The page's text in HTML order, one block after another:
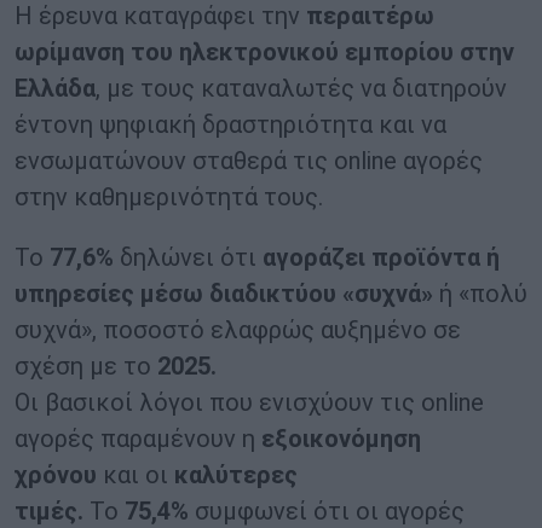
Η έρευνα καταγράφει την περαιτέρω
ωρίμανση του ηλεκτρονικού εμπορίου στην
Ελλάδα, με τους καταναλωτές να διατηρούν
έντονη ψηφιακή δραστηριότητα και να
ενσωματώνουν σταθερά τις online αγορές
στην καθημερινότητά τους.
Το 77,6% δηλώνει ότι αγοράζει προϊόντα ή
υπηρεσίες μέσω διαδικτύου «συχνά» ή «πολύ
συχνά», ποσοστό ελαφρώς αυξημένο σε
σχέση με το 2025.
Οι βασικοί λόγοι που ενισχύουν τις online
αγορές παραμένουν η εξοικονόμηση
χρόνου και οι καλύτερες
τιμές. Το 75,4% συμφωνεί ότι οι αγορές